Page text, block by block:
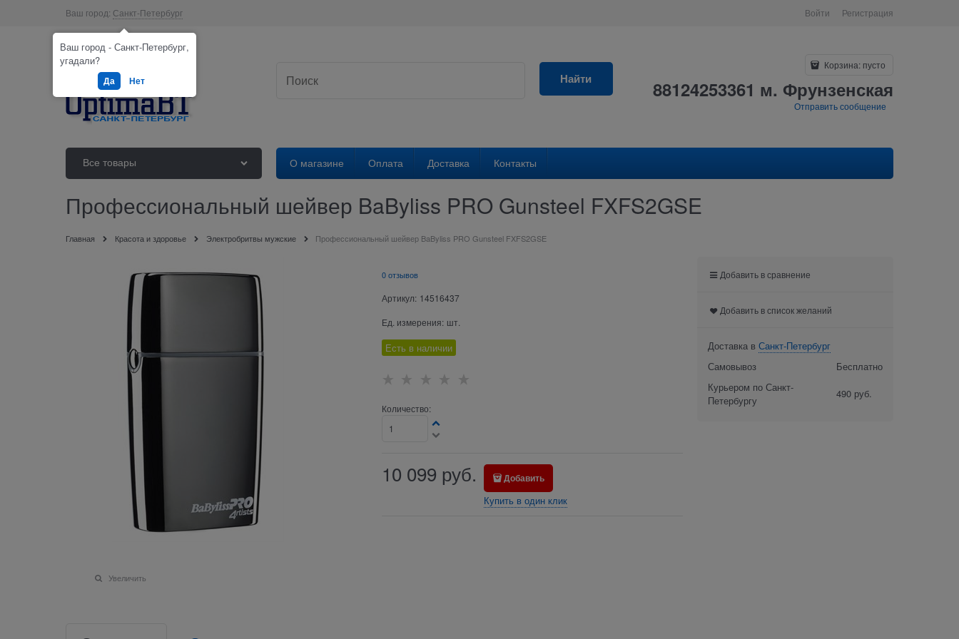
Ваш город: Санкт-Петербург Войти Регистрация
Найти
Корзина: пусто
88124253361 м. Фрунзенская
Отправить сообщение
Все товары О магазине Оплата Доставка Контакты
Профессиональный шейвер BaByliss PRO Gunsteel FXFS2GSE
Главная Красота и здоровье Электробритвы мужские Профессиональный шейвер BaByliss PRO Gunsteel FXFS2GSE
Увеличить
0 отзывов
Артикул: 14516437
Ед. измерения: шт.
Есть в наличии
Количество:
10 099 руб. Добавить
Купить в один клик
Добавить в сравнение
Добавить в список желаний
Доставка в Санкт-Петербург
Самовывоз
Бесплатно
Курьером по Санкт-
Петербургу
490 руб.
Ваш город - Санкт-Петербург,
угадали?
Да Нет